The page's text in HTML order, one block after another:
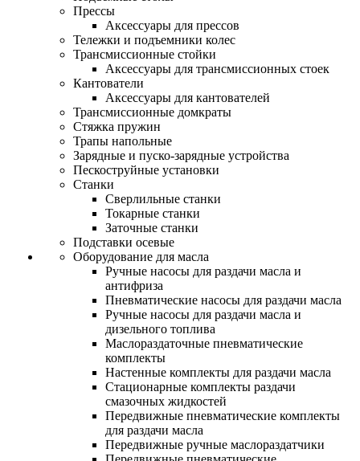
Прессы
Аксессуары для прессов
Тележки и подъемники колес
Трансмиссионные стойки
Аксессуары для трансмиссионных стоек
Кантователи
Аксессуары для кантователей
Трансмиссионные домкраты
Стяжка пружин
Трапы напольные
Зарядные и пуско-зарядные устройства
Пескоструйные установки
Станки
Сверлильные станки
Токарные станки
Заточные станки
Подставки осевые
Оборудование для масла
Ручные насосы для раздачи масла и
антифриза
Пневматические насосы для раздачи масла
Ручные насосы для раздачи масла и
дизельного топлива
Маслораздаточные пневматические
комплекты
Настенные комплекты для раздачи масла
Стационарные комплекты раздачи
смазочных жидкостей
Передвижные пневматические комплекты
для раздачи масла
Передвижные ручные маслораздатчики